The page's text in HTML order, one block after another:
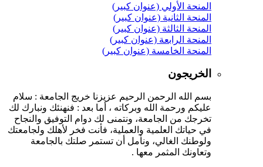
المنحة الأولي (عنوان كبير)
المنحة الثانية (عنوان كبير)
المنحة الثالثة (عنوان كبير)
المنحة الرابعة (عنوان كبير)
المنحة الخامسة (عنوان كبير)
الخريجون
بسم الله الرحمن الرحيم عزيزنا خريج الجامعة : سلام
عليكم ورحمة الله وبركاته ، أما بعد : فنهنئك ونبارك لك
تخرجك من الجامعة، ونتمنى لك دوام التوفيق والنجاح
في حياتك العلمية والعملية، فأنت فخر لأهلك ولجامعتك
ولوطنك الغالي، ونأمل أن تستمر صلتك بالجامعة
وتعاونك المثمر معها .